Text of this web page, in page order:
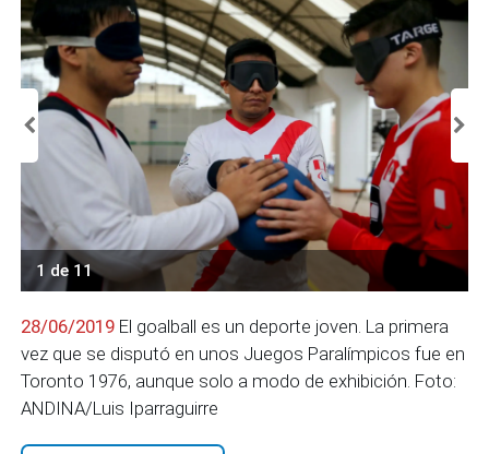
1 de 11
28/06/2019 El goalball es un deporte joven. La primera
vez que se disputó en unos Juegos Paralímpicos fue en
Toronto 1976, aunque solo a modo de exhibición. Foto:
ANDINA/Luis Iparraguirre